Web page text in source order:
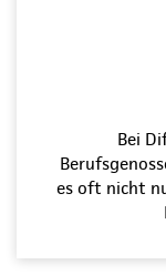
Bei
es oft nicht